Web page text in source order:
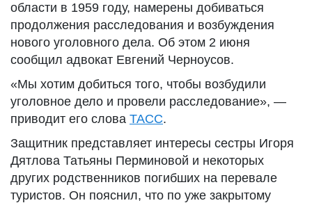
области в 1959 году, намерены добиваться
продолжения расследования и возбуждения
нового уголовного дела. Об этом 2 июня
сообщил адвокат Евгений Черноусов.
«Мы хотим добиться того, чтобы возбудили
уголовное дело и провели расследование», —
приводит его слова ТАСС.
Защитник представляет интересы сестры Игоря
Дятлова Татьяны Перминовой и некоторых
других родственников погибших на перевале
туристов. Он пояснил, что по уже закрытому